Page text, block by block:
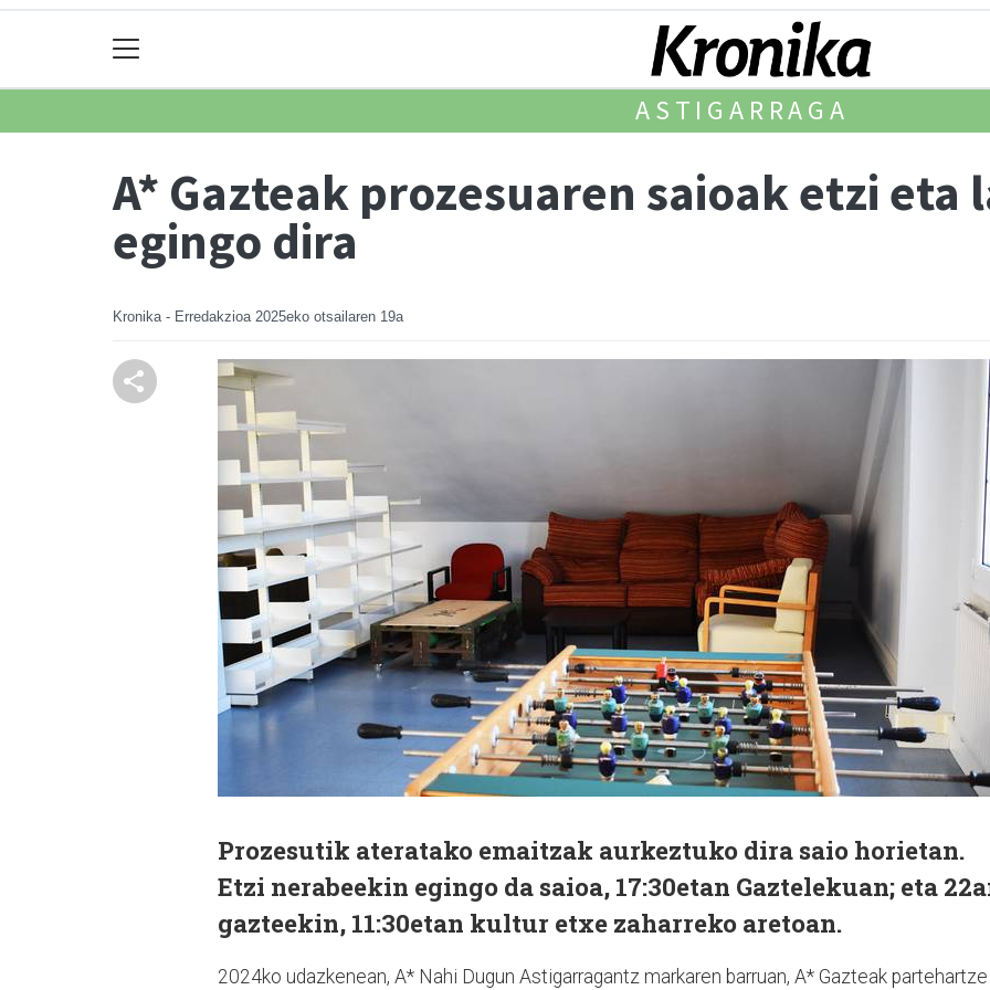
ASTIGARRAGA
A* Gazteak prozesuaren saioak etzi eta
egingo dira
Kronika - Erredakzioa 2025eko otsailaren 19a
Prozesutik ateratako emaitzak aurkeztuko dira saio horietan.
Etzi nerabeekin egingo da saioa, 17:30etan Gaztelekuan; eta
gazteekin, 11:30etan kultur etxe zaharreko aretoan.
2024ko udazkenean, A* Nahi Dugun Astigarragantz markaren barruan, A* Gazteak partehartze